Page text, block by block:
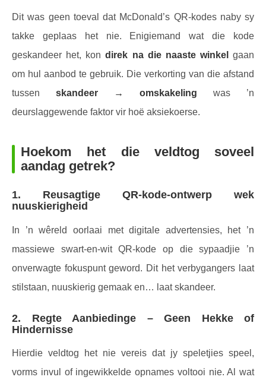
Dit was geen toeval dat McDonald’s QR-kodes naby sy
takke geplaas het nie. Enigiemand wat die kode
geskandeer het, kondirek na die naaste winkel
gaan
om hul aanbod te gebruik. Die verkorting van die afstand
tussen skandeer → omskakeling was ’n
deurslaggewende faktor vir hoë aksiekoerse.
Hoekom het die veldtog soveel
aandag getrek?
1. Reusagtige QR-kode-ontwerp wek
nuuskierigheid
In ’n wêreld oorlaai met digitale advertensies, het ’n
massiewe swart-en-wit QR-kode op die sypaadjie ’n
onverwagte fokuspunt geword. Dit het verbygangers laat
stilstaan, nuuskierig gemaak en… laat skandeer.
2. Regte Aanbiedinge – Geen Hekke of
Hindernisse
Hierdie veldtog het nie vereis dat jy speletjies speel,
vorms invul of ingewikkelde opnames voltooi nie. Al wat